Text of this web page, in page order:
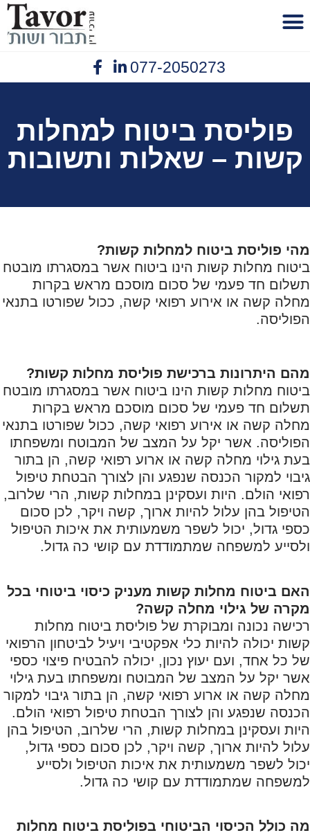
077-2050273
פוליסת ביטוח למחלות
קשות – שאלות ותשובות
מהי פוליסת ביטוח למחלות קשות?
ביטוח מחלות קשות הינו ביטוח אשר במסגרתו מובטח
תשלום חד פעמי של סכום מוסכם מראש בקרות
מחלה קשה או אירוע רפואי קשה, ככול שפורטו בתנאי
הפוליסה.
מהם היתרונות ברכישת פוליסת מחלות קשות?
ביטוח מחלות קשות הינו ביטוח אשר במסגרתו מובטח
תשלום חד פעמי של סכום מוסכם מראש בקרות
מחלה קשה או אירוע רפואי קשה, ככול שפורטו בתנאי
הפוליסה. אשר יקל על המצב של המבוטח ומשפחתו
בעת גילוי מחלה קשה או ארוע רפואי קשה, הן בתור
גיבוי למקור הכנסה שנפגע והן לצורך הבטחת טיפול
רפואי הולם. היות ועסקינן במחלות קשות, הרי שלרוב,
הטיפול בהן עלול להיות ארוך, קשה ויקר, לכן סכום
כספי גדול, יכול לשפר משמעותית את איכות הטיפול
ולסייע למשפחה שמתמודדת עם קושי כה גדול.
האם ביטוח מחלות קשות מעניק כיסוי ביטוחי בכל
מקרה של גילוי מחלה קשה?
רכישה נכונה ומבוקרת של פוליסת ביטוח מחלות
קשות יכולה להיות כלי אפקטיבי ויעיל לביטחון הרפואי
של כל אחד, ועם יעוץ נכון, יכולה להבטיח פיצוי כספי
אשר יקל על המצב של המבוטח ומשפחתו בעת גילוי
מחלה קשה או ארוע רפואי קשה, הן בתור גיבוי למקור
הכנסה שנפגע והן לצורך הבטחת טיפול רפואי הולם.
היות ועסקינן במחלות קשות, הרי שלרוב, הטיפול בהן
עלול להיות ארוך, קשה ויקר, לכן סכום כספי גדול,
יכול לשפר משמעותית את איכות הטיפול ולסייע
למשפחה שמתמודדת עם קושי כה גדול.
מה כולל הכיסוי הביטוחי בפוליסת ביטוח מחלות